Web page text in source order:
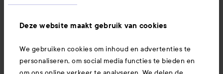
Deze website maakt gebruik van cookies
We gebruiken cookies om inhoud en advertenties te
personaliseren, om social media functies te bieden en
Ook interessant
Download hier onze app